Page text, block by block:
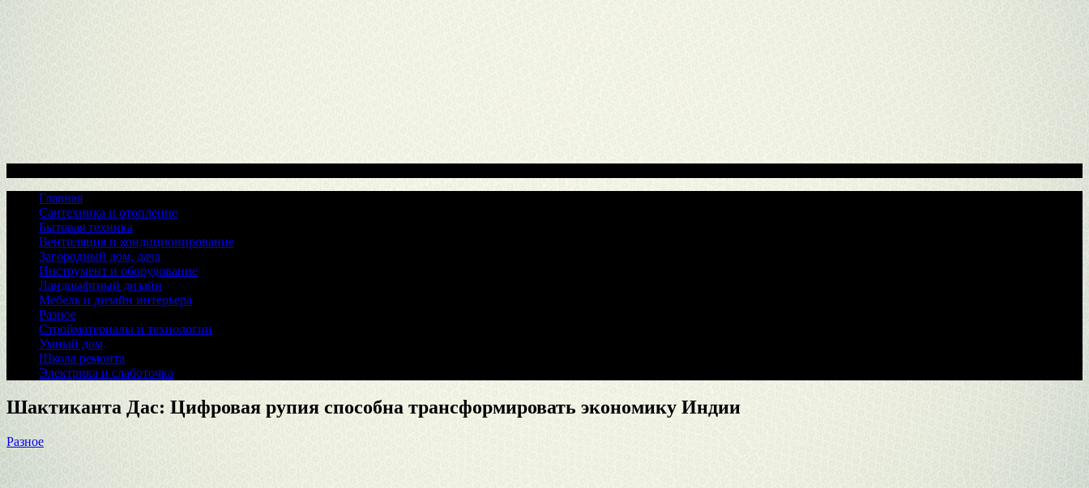
Главная
Сантехника и отопление
Бытовая техника
Вентиляция и кондиционирование
Загородный дом, дача
Инструмент и оборудование
Ландшафтный дизайн
Мебель и дизайн интерьера
Разное
Стройматериалы и технологии
Умный дом
Школа ремонта
Электрика и слаботочка
Шактиканта Дас: Цифровая рупия способна трансформировать экономику Индии
Разное